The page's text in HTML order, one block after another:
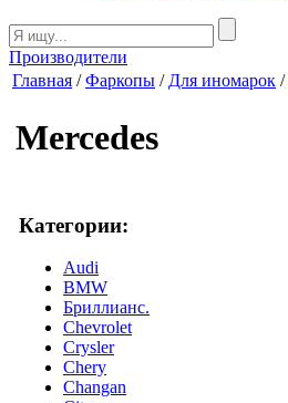
Производители
Главная /Фаркопы / Для иномарок /
Mercedes
Категории:
Audi
BMW
Бриллианс.
Chevrolet
Crysler
Chery
Changan